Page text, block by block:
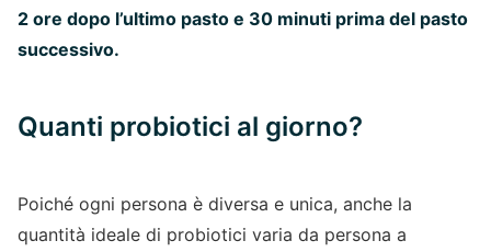
2 ore dopo l’ultimo pasto e 30 minuti prima del pasto
successivo.
Quanti probiotici al giorno?
Poiché ogni persona è diversa e unica, anche la
quantità ideale di probiotici varia da persona a